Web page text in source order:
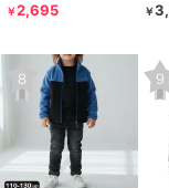
￥2,695 ￥